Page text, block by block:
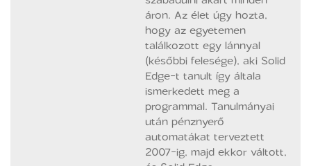
áron. Az élet úgy hozta,
hogy az egyetemen
találkozott egy lánnyal
(későbbi felesége), aki Solid
Edge-t tanult így általa
ismerkedett meg a
programmal. Tanulmányai
után pénznyerő
automatákat terveztett
2007-ig, majd ekkor váltott,